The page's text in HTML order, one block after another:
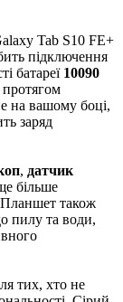
Tab S10 FE+
підключення
батареї 10090
на вашому боці,
заряд
, датчик
більше
також
пилу та води,
тих, хто не